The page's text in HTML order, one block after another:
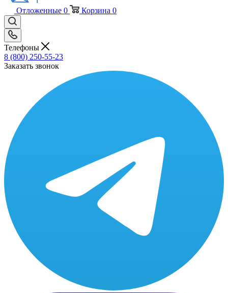
Отложенные 0 Корзина 0
Телефоны
8 (800) 250-55-23
Заказать звонок